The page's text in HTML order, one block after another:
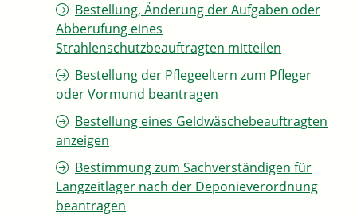
Bestellung, Änderung der Aufgaben oder
Abberufung eines
Strahlenschutzbeauftragten mitteilen
Bestellung der Pflegeeltern zum Pfleger
oder Vormund beantragen
Bestellung eines Geldwäschebeauftragten
anzeigen
Bestimmung zum Sachverständigen für
Langzeitlager nach der Deponieverordnung
beantragen